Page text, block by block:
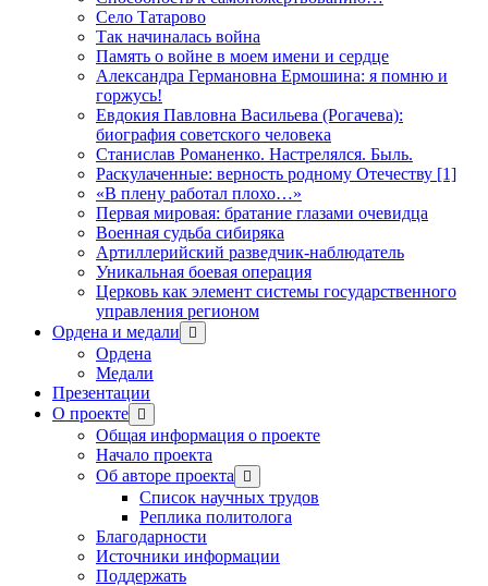
Село Татарово
Так начиналась война
Память о войне в моем имени и сердце
Александра Германовна Ермошина: я помню и
горжусь!
Евдокия Павловна Васильева (Рогачева):
биография советского человека
Станислав Романенко. Настрелялся. Быль.
Раскулаченные: верность родному Отечеству [1]
«В плену работал плохо…»
Первая мировая: братание глазами очевидца
Военная судьба сибиряка
Артиллерийский разведчик-наблюдатель
Уникальная боевая операция
Церковь как элемент системы государственного
управления регионом
Ордена и медали
открыть
меню
Ордена
Медали
Презентации
О проекте открыть
меню
Общая информация о проекте
Начало проекта
Об авторе проекта
открыть
меню
Список научных трудов
Реплика политолога
Благодарности
Источники информации
Поддержать